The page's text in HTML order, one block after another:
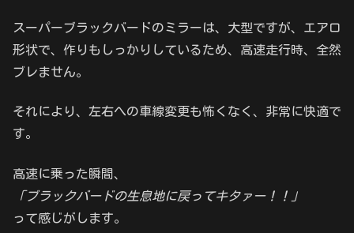
スーパーブラックバードのミラーは、大型ですが、エアロ
形状で、作りもしっかりしているため、高速走行時、全然
ブレません。
それにより、左右への車線変更も怖くなく、非常に快適で
す。
高速に乗った瞬間、
「ブラックバードの生息地に戻ってキタァー！！」
って感じがします。